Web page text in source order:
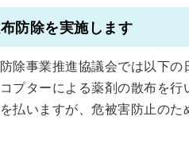
防除を実施します
除事業推進協議会では以下の
プターによる薬剤の散布を行
払いますが、危被害防止のた